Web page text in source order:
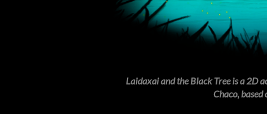
Laidaxai and the Black Tree is a 2D
Chaco,